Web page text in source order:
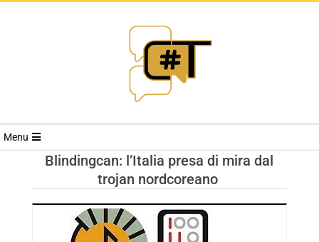
RIVISTA
TRENDS
Menu
Blindingcan: l’Italia presa di mira dal
trojan nordcoreano